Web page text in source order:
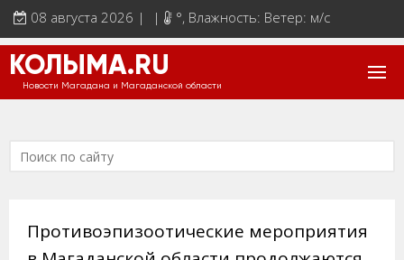
08 августа 2026 | | °, Влажность: Ветер: м/с
КОЛЫМА.RU
Новости Магадана и Магаданской области
Противоэпизоотические мероприятия